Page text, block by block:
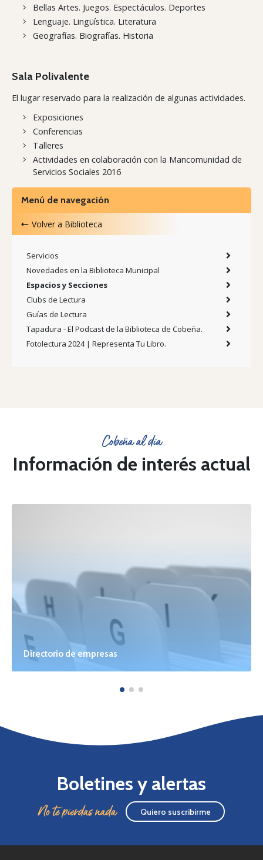
Bellas Artes. Juegos. Espectáculos. Deportes
Lenguaje. Lingüística. Literatura
Geografías. Biografías. Historia
Sala Polivalente
El lugar reservado para la realización de algunas actividades.
Exposiciones
Conferencias
Talleres
Actividades en colaboración con la Mancomunidad de
Servicios Sociales 2016
Menú de navegación
Volver a Biblioteca
Servicios
Novedades en la Biblioteca Municipal
Espacios y Secciones
Clubs de Lectura
Guías de Lectura
Tapadura - El Podcast de la Biblioteca de Cobeña.
Fotolectura 2024 | Representa Tu Libro.
Cobeña al día
Información de interés actual
Directorio de empresas
Boletines y alertas
No te pierdas nada Quiero suscribirme